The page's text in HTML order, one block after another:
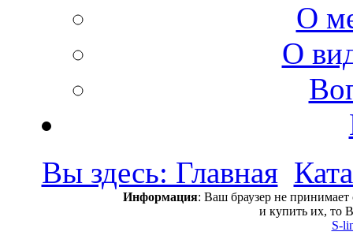
О
О
Вы здесь: Главная
Информация: Ваш браузер не
и купить их, то
S-